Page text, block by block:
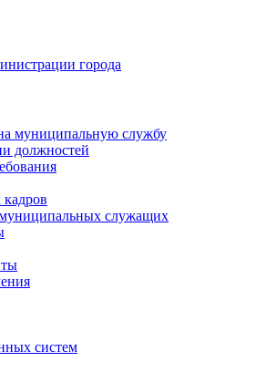
города
муниципальную службу
должностей
кадров
служащих
систем